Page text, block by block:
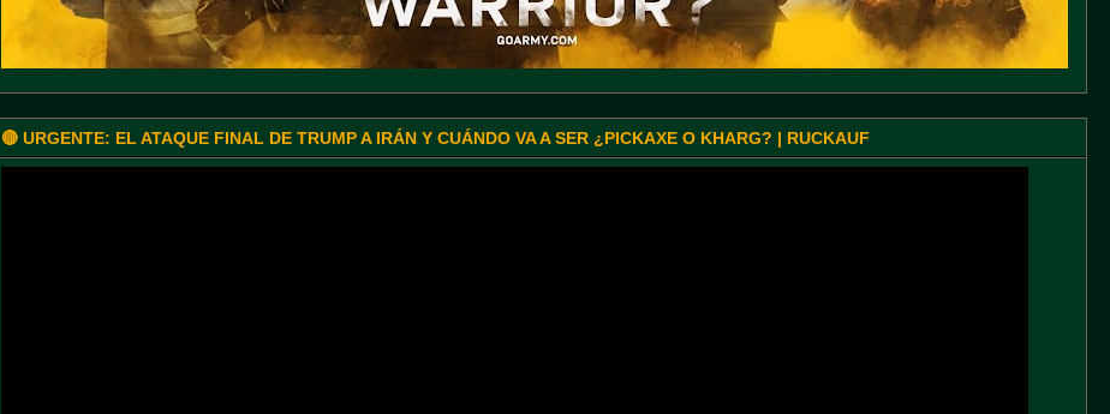
🔴 URGENTE: EL ATAQUE FINAL DE TRUMP A IRÁN Y CUÁNDO VA A SER ¿PICKAXE O KHARG? | RUCKAUF